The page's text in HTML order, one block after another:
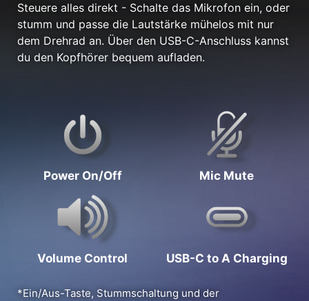
Steuere alles direkt - Schalte das Mikrofon ein, oder
stumm und passe die Lautstärke mühelos mit nur
dem Drehrad an. Über den USB-C-Anschluss kannst
du den Kopfhörer bequem aufladen.
Power On/Off Mic Mute
Volume Control USB-C to A Charging
*Ein/Aus-Taste, Stummschaltung und der